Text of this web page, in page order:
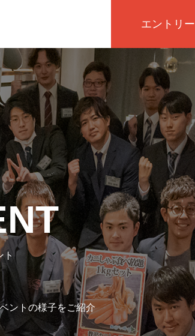
エントリー
ト
ントの様子をご紹介